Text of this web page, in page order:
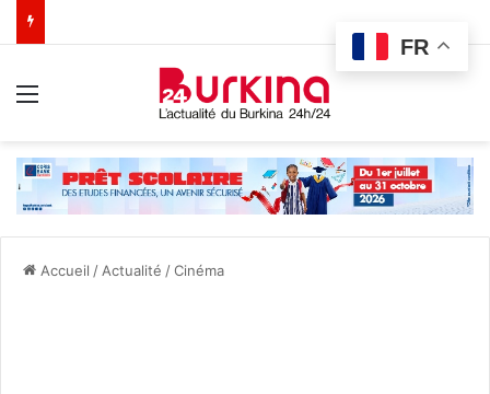
Accueil / Actualité /Cinéma
FR